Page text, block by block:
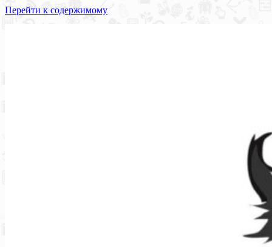
Перейти к содержимому